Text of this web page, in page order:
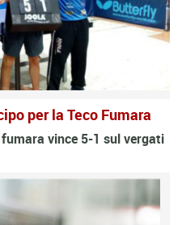
per la Teco Fumara
vince 5-1 sul vergati